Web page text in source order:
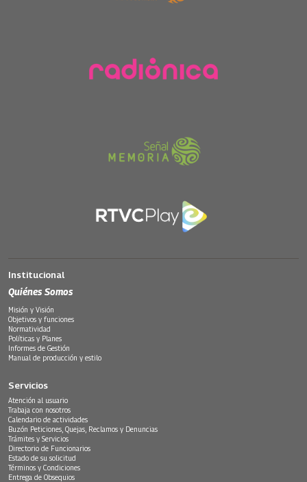
Institucional
Quiénes Somos
Misión y Visión
Objetivos y funciones
Normatividad
Políticas y Planes
Informes de Gestión
Manual de producción y estilo
Servicios
Atención al usuario
Trabaja con nosotros
Calendario de actividades
Buzón Peticiones, Quejas, Reclamos y Denuncias
Trámites y Servicios
Directorio de Funcionarios
Estado de su solicitud
Términos y Condiciones
Entrega de Obsequios